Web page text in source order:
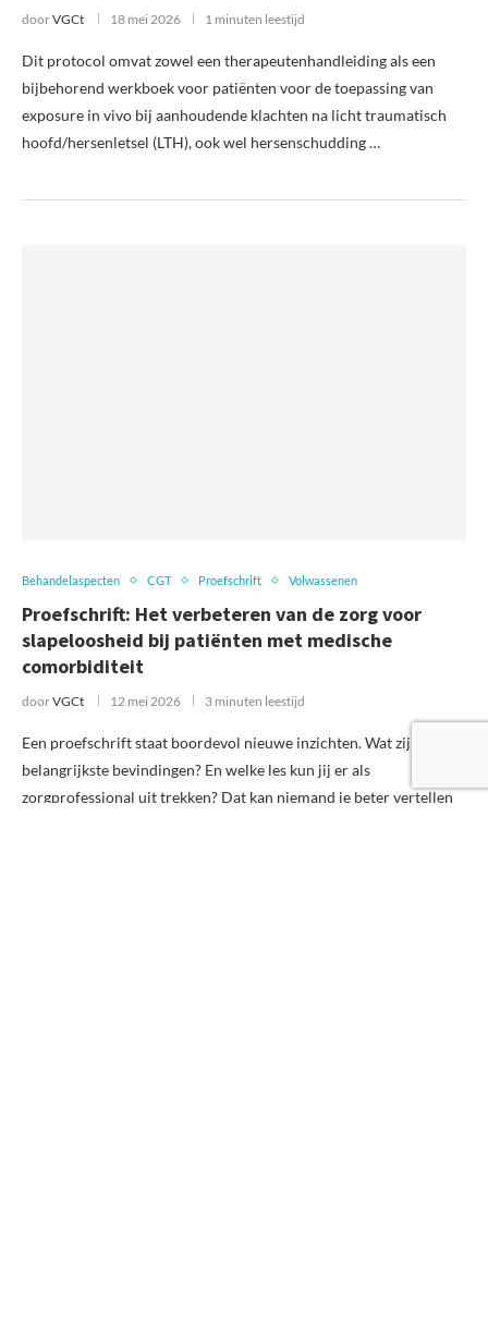
doorVGCt 18 mei 2026 1 minuten leestijd
Dit protocol omvat zowel een therapeutenhandleiding als een
bijbehorend werkboek voor patiënten voor de toepassing van
exposure in vivo bij aanhoudende klachten na licht traumatisch
hoofd/hersenletsel (LTH), ook wel hersenschudding …
Behandelaspecten CGT Proefschrift Volwassenen
Proefschrift: Het verbeteren van de zorg voor
slapeloosheid bij patiënten met medische
comorbiditeit
doorVGCt 12 mei 2026 3 minuten leestijd
Een proefschrift staat boordevol nieuwe inzichten. Wat zijn de
belangrijkste bevindingen? En welke les kun jij er als
zorgprofessional uit trekken? Dat kan niemand je beter vertellen